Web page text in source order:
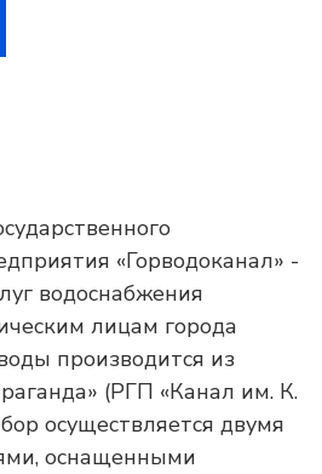
«Горводоканал» -
водоснабжения
лицам города
производится из
(РГП «Канал им. К.
осуществляется двумя
оснащенными